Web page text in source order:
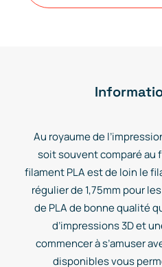
Au royaume de
soit souvent comparé au
filament PLA est de loin le
régulier de 1,75mm pour
de PLA de bonne qualité
d’impressions 3D et
commencer à s’amuser
disponibles vous